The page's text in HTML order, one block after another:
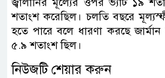
শতাংশ করেছিল। চলতি বছরে
হতে পারে বলে ধারণা করছে
৫.৯ শতাংশ ছিল।
নিউজটি শেয়ার করুন